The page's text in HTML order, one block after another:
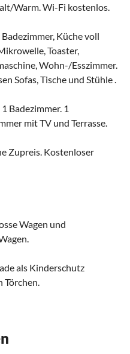
Warm. Wi-Fi kostenlos.
Küche voll
Toaster,
Wohn-/Esszimmer.
Sofas, Tische und Stühle .
Badezimmer. 1
mit TV und Terrasse.
Zupreis. Kostenloser
Wagen und
als Kinderschutz